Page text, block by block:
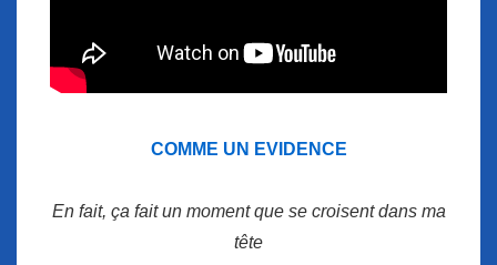
COMME UN EVIDENCE
En fait, ça fait un moment que se croisent dans ma
tête